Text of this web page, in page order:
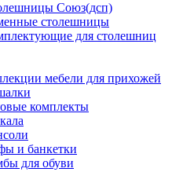
Союз(дсп)
столешницы
для столешниц
мебели для прихожей
комплекты
и банкетки
для обуви